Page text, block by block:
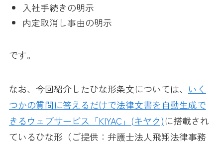
入社手続きの明示
内定取消し事由の明示
です。
なお、今回紹介したひな形条文については、 いく
つかの質問に答えるだけで法律文書を自動生成で
きるウェブサービス「KIYAC」(キヤク)に搭載され
ているひな形（ご提供：弁護士法人飛翔法律事務